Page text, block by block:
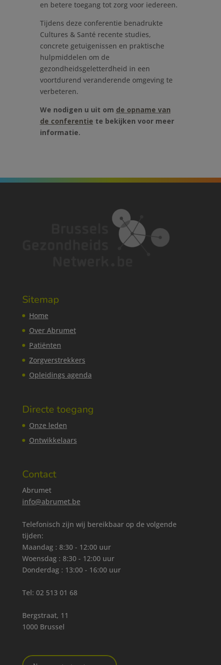
en betere toegang tot zorg voor iedereen.
Tijdens deze conferentie benadrukte
Cultures & Santé recente studies,
concrete getuigenissen en praktische
hulpmiddelen om de
gezondheidsgeletterdheid in een
voortdurend veranderende omgeving te
verbeteren.
We nodigen u uit om de opname van
de conferentie te bekijken voor meer
informatie.
Sitemap
Home
Over Abrumet
Patiënten
Zorgverstrekkers
Opleidings agenda
Directe toegang
Onze leden
Ontwikkelaars
Contact
Abrumet
info@abrumet.be
Telefonisch zijn wij bereikbaar op de volgende
tijden:
Maandag : 8:30 - 12:00 uur
Woensdag : 8:30 - 12:00 uur
Donderdag : 13:00 - 16:00 uur
Tel: 02 513 01 68
Bergstraat, 11
1000 Brussel